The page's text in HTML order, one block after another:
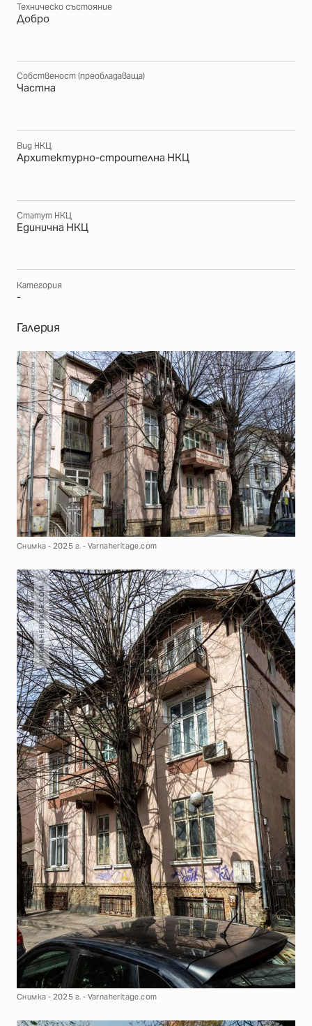
Техническо състояние
Добро
Собственост (преобладаваща)
Частна
Вид НКЦ
Архитектурно-строителна НКЦ
Статут НКЦ
Единична НКЦ
Категория
-
Галерия
Снимка - 2025 г. - Varnaheritage.com
Снимка - 2025 г. - Varnaheritage.com